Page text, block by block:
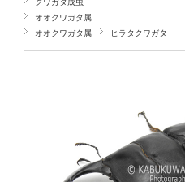
クワガタ成虫
オオクワガタ属
オオクワガタ属
ヒラタクワガタ